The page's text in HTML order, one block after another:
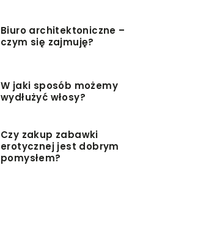
Biuro architektoniczne –
czym się zajmuję?
W jaki sposób możemy
wydłużyć włosy?
Czy zakup zabawki
erotycznej jest dobrym
pomysłem?